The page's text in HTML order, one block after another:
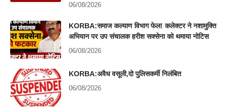
06/08/2026
KORBA:समाज कल्याण विभाग फेल! कलेक्टर ने नशामुक्ति
अभियान पर उप संचालक हरीश सक्सेना को थमाया नोटिस
06/08/2026
KORBA:अवैध वसूली,दो पुलिसकर्मी निलंबित
06/08/2026